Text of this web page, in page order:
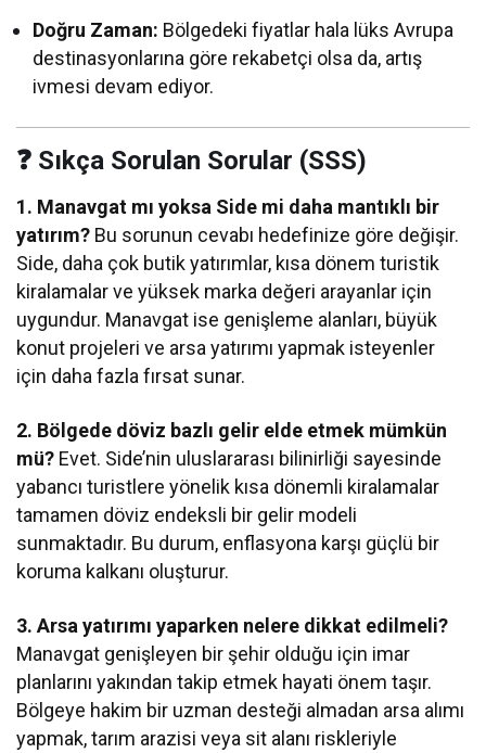
Doğru Zaman: Bölgedeki fiyatlar hala lüks Avrupa
destinasyonlarına göre rekabetçi olsa da, artış
ivmesi devam ediyor.
❓ Sıkça Sorulan Sorular (SSS)
1. Manavgat mı yoksa Side mi daha mantıklı bir
yatırım? Bu sorunun cevabı hedefinize göre değişir.
Side, daha çok butik yatırımlar, kısa dönem turistik
kiralamalar ve yüksek marka değeri arayanlar için
uygundur. Manavgat ise genişleme alanları, büyük
konut projeleri ve arsa yatırımı yapmak isteyenler
için daha fazla fırsat sunar.
2. Bölgede döviz bazlı gelir elde etmek mümkün
mü? Evet. Side’nin uluslararası bilinirliği sayesinde
yabancı turistlere yönelik kısa dönemli kiralamalar
tamamen döviz endeksli bir gelir modeli
sunmaktadır. Bu durum, enflasyona karşı güçlü bir
koruma kalkanı oluşturur.
3. Arsa yatırımı yaparken nelere dikkat edilmeli?
Manavgat genişleyen bir şehir olduğu için imar
planlarını yakından takip etmek hayati önem taşır.
Bölgeye hakim bir uzman desteği almadan arsa alımı
yapmak, tarım arazisi veya sit alanı riskleriyle